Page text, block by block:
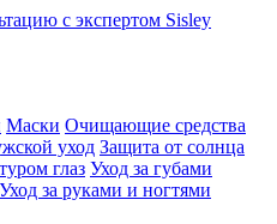
с экспертом Sisley
Маски Очищающие средства
уход Защита от солнца
глаз Уход за губами
Уход за руками и ногтями